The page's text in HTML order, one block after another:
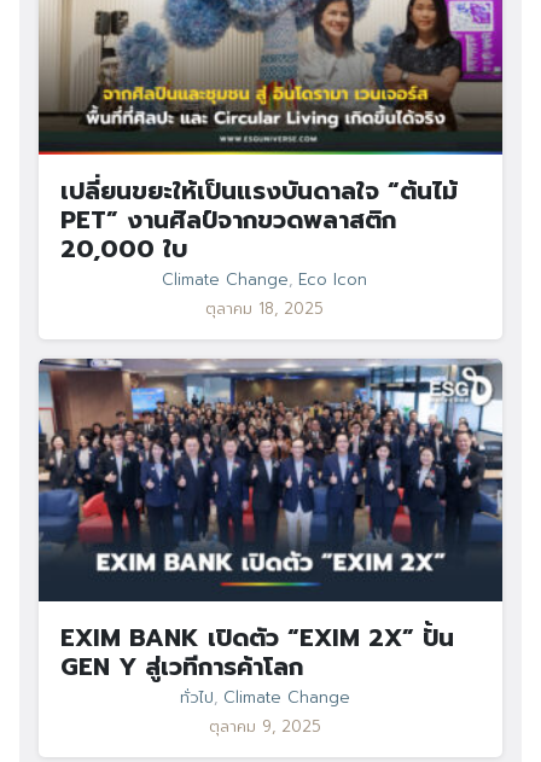
เปลี่ยนขยะให้เป็นแรงบันดาลใจ “ต้นไม้
PET” งานศิลป์จากขวดพลาสติก
20,000 ใบ
Climate Change, Eco Icon
ตุลาคม 18, 2025
EXIM BANK เปิดตัว “EXIM 2X” ปั้น
GEN Y สู่เวทีการค้าโลก
ทั่วไป, Climate Change
ตุลาคม 9, 2025